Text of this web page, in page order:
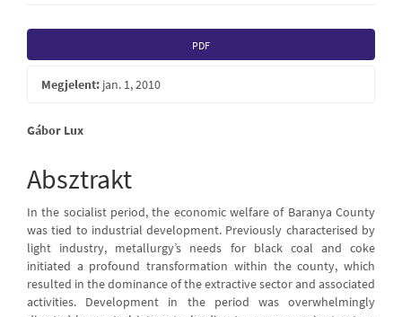
Article
Sidebar
PDF
Megjelent: jan. 1, 2010
Main
Article
Content
Gábor Lux
Absztrakt
In the socialist period, the economic welfare of Baranya County
was tied to industrial development. Previously characterised by
light industry, metallurgy’s needs for black coal and coke
initiated a profound transformation within the county, which
resulted in the dominance of the extractive sector and associated
activities. Development in the period was overwhelmingly